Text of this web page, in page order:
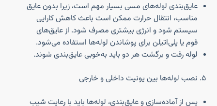
عایق‌بندی لوله‌های مسی بسیار مهم است، زیرا بدون عایق
مناسب، انتقال حرارت ممکن است باعث کاهش کارایی
سیستم شود و انرژی بیشتری مصرف شود. از عایق‌های
فوم یا پلی‌اتیلن برای پوشاندن لوله‌ها استفاده می‌شود.
لوله رفت و برگشت هر دو باید به‌خوبی عایق‌بندی شوند.
نصب لوله‌ها بین یونیت داخلی و خارجی
پس از آماده‌سازی و عایق‌بندی، لوله‌ها باید با رعایت شیب